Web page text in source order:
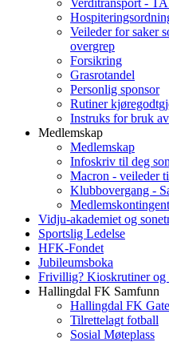
Veileder for saker
overgrep
Forsikring
Grasrotandel
Personlig sponsor
Rutiner
Instruks for bruk
Medlemskap
Medlemskap
Infoskriv til deg
Macron - veileder
Klubbovergang -
Vidju-akademiet og
Sportslig Ledelse
HFK-Fondet
Jubileumsboka
Frivillig? Kioskrutiner og
Hallingdal FK Samfunn
Hallingdal FK
Tilrettelagt fotball
Sosial Møteplass